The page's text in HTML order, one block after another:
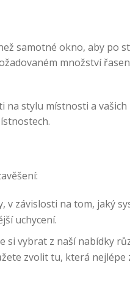
samotné okno, aby po
množství
na stylu místnosti a
závislosti na tom, jaký
uchycení.
si vybrat z naší nabídky
zvolit tu, která